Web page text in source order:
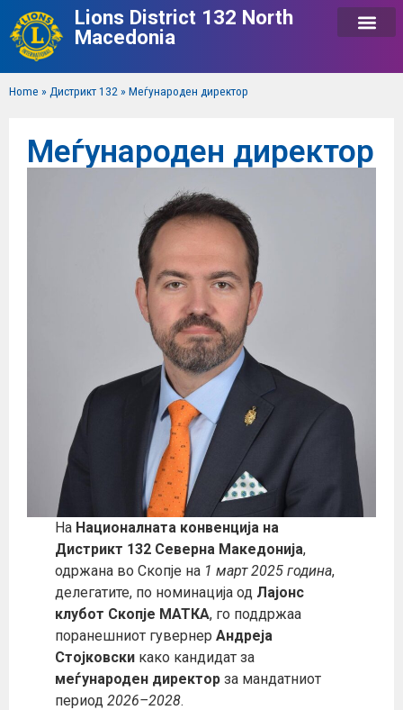
Lions District 132 North
Macedonia
Home » Дистрикт 132 » Меѓународен директор
Меѓународен директор
На Националната конвенција на
Дистрикт 132 Северна Македонија,
одржана во Скопје на 1 март 2025 година,
делегатите, по номинација од Лајонс
клубот Скопје МАТКА, го поддржаа
поранешниот гувернерАндреја
Стојковски како кандидат за
меѓународен директор за мандатниот
период2026–2028.